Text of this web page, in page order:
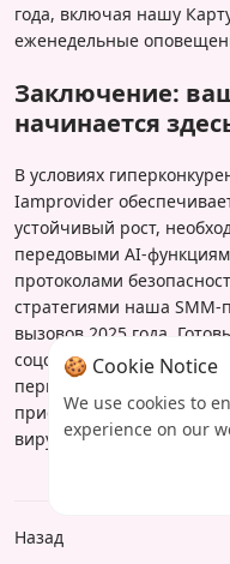
года, включая нашу
еженедельные
Заключение:
начинается
В условиях
Iamprovider
устойчивый рост,
передовыми AI-
протоколами
стратегиями наша SMM-
вызовов 2025 года.
соцсетях?Посетите
первую кампанию с
присоединиться к
вирусного успеха.
Назад
🍪 Cookie Notice
We use cookies to
experience on our